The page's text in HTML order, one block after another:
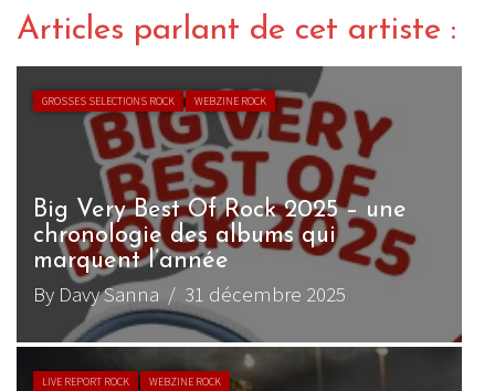
Articles parlant de cet artiste :
GROSSES SELECTIONS ROCK WEBZINE ROCK
Big Very Best Of Rock 2025 – une
chronologie des albums qui
marquent l’année
By Davy Sanna / 31 décembre 2025
LIVE REPORT ROCK WEBZINE ROCK